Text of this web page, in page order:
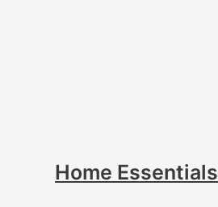
Home Essentials